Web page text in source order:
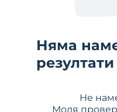
Няма
резултати
Не
Моля